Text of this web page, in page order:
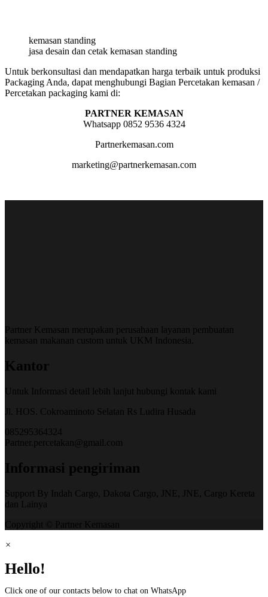
kemasan standing
jasa desain dan cetak kemasan standing
Untuk berkonsultasi dan mendapatkan harga terbaik untuk produksi
Packaging Anda, dapat menghubungi Bagian Percetakan kemasan /
Percetakan packaging kami di:
PARTNER KEMASAN
Whatsapp 0852 9536 4324
Partnerkemasan.com
marketing@partnerkemasan.com
Partner Kemasan merupakan perusahaan layanan pembuatan
kemasan makanan custom untuk UKM Indonesia.
Kantor
Untuk Informasi detail lebih lanjut hubungi kontak kami
Jl. HOS. Cokroaminoto Selatan Rs Ludira Husada
085295364324
Partner.percetakan@gmail.com
Informasi pengiriman
Support By Indah Cargo, Dakota Cargo, JNE, JNE, Cargo Kereta
dan Lainya
Copyright © Partner Kemasan
×
Hello!
Click one of our contacts below to chat on WhatsApp